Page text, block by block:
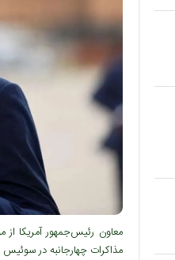
معاون رئیس‌جمهور آمریکا از
مذاکرات چهارجانبه در سوئیس